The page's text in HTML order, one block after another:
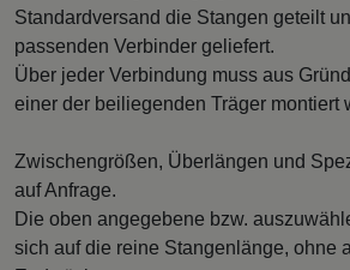
Standardversand die Stangen geteilt
passenden Verbinder geliefert.
Über jeder Verbindung muss aus
einer der beiliegenden Träger montiert
Zwischengrößen, Überlängen und
auf Anfrage.
Die oben angegebene bzw.
sich auf die reine Stangenlänge, ohne